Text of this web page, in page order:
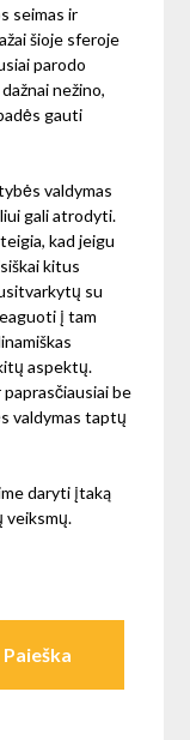
seimas ir
šioje sferoje
parodo
nežino,
gauti
valdymas
gali atrodyti.
kad jeigu
kitus
su
į tam
aspektų.
be
valdymas taptų
daryti įtaką
veiksmų.